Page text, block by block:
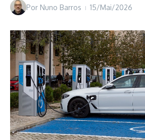
Por Nuno Barros 15/Mai/2026